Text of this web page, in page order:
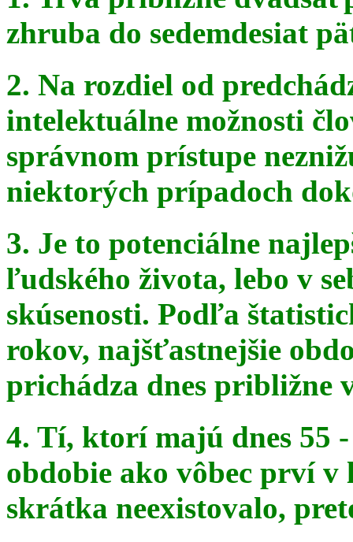
zhruba do sedemdesiat
2. Na rozdiel od
intelektuálne možnosti
správnom prístupe
niektorých prípadoch
3. Je to potenciálne
ľudského života, lebo v
skúsenosti. Podľa
rokov, najšťastnejšie
prichádza dnes približne
4. Tí, ktorí majú dnes 55
obdobie ako vôbec prví
skrátka neexistovalo,